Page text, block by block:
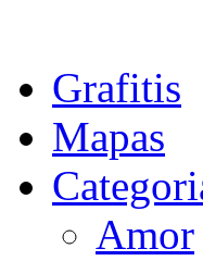
Grafitis
Mapas
Amor